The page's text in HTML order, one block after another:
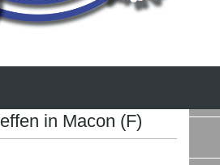
in Macon (F)